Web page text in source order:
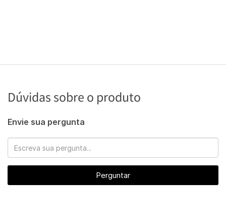
Dúvidas sobre o produto
Envie sua pergunta
Perguntar